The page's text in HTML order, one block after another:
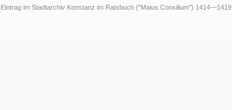
Eintrag im Stadtarchiv Konstanz im Ratsbuch ("Maius Consilium") 1414—1419.